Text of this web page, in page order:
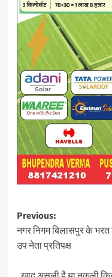
Post
navigation
Previous:
नगर निगम बिलासपुर के भरत
उप नेता प्रतिपक्ष